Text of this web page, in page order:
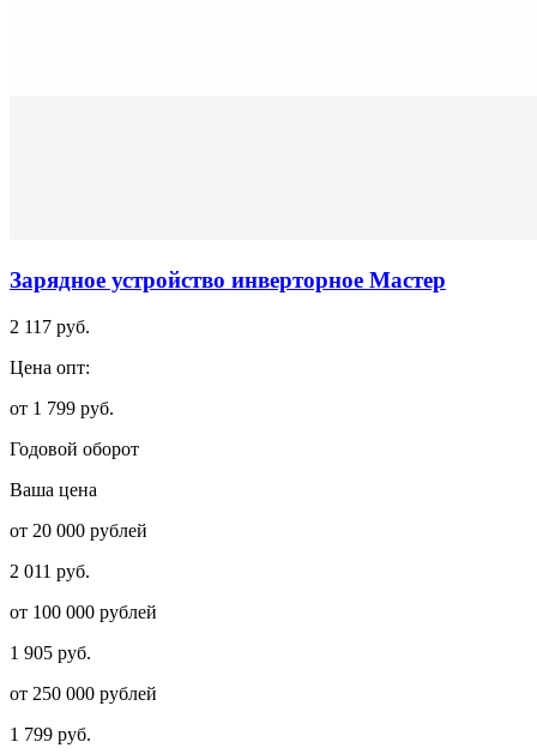
Зарядное устройство инверторное Мастер
2 117 руб.
Цена опт:
от 1 799 руб.
Годовой оборот
Ваша цена
от 20 000 рублей
2 011 руб.
от 100 000 рублей
1 905 руб.
от 250 000 рублей
1 799 руб.